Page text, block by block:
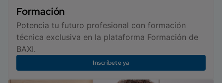
Formación
Potencia tu futuro profesional con formación
técnica exclusiva en la plataforma Formación de
BAXI.
Inscríbete ya